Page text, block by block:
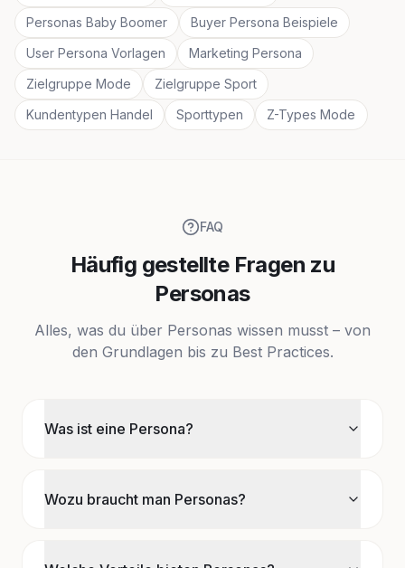
Personas Baby Boomer
Buyer Persona Beispiele
User Persona Vorlagen
Marketing Persona
Zielgruppe Mode
Zielgruppe Sport
Kundentypen Handel
Sporttypen Z-Types Mode
FAQ
Häufig gestellte Fragen zu
Personas
Alles, was du über Personas wissen musst – von
den Grundlagen bis zu Best Practices.
Was ist eine Persona?
Wozu braucht man Personas?